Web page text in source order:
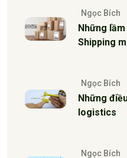
Ngọc Bích
Những
Shipping
Ngọc Bích
Những
logistics
Ngọc Bích